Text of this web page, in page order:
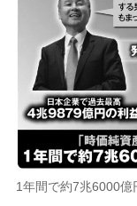
1年間で約7兆6000